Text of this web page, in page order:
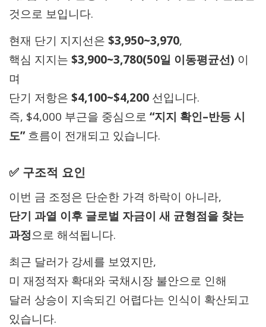
것으로 보입니다.
현재 단기 지지선은 $3,950~3,970,
핵심 지지는 $3,900~3,780(50일 이동평균선) 이
며
단기 저항은 $4,100~$4,200 선입니다.
즉, $4,000 부근을 중심으로 “지지 확인–반등 시
도”흐름이 전개되고 있습니다.
✅ 구조적 요인
이번 금 조정은 단순한 가격 하락이 아니라,
단기 과열 이후 글로벌 자금이 새 균형점을 찾는
과정으로 해석됩니다.
최근 달러가 강세를 보였지만,
미 재정적자 확대와 국채시장 불안으로 인해
달러 상승이 지속되긴 어렵다는 인식이 확산되고
있습니다.